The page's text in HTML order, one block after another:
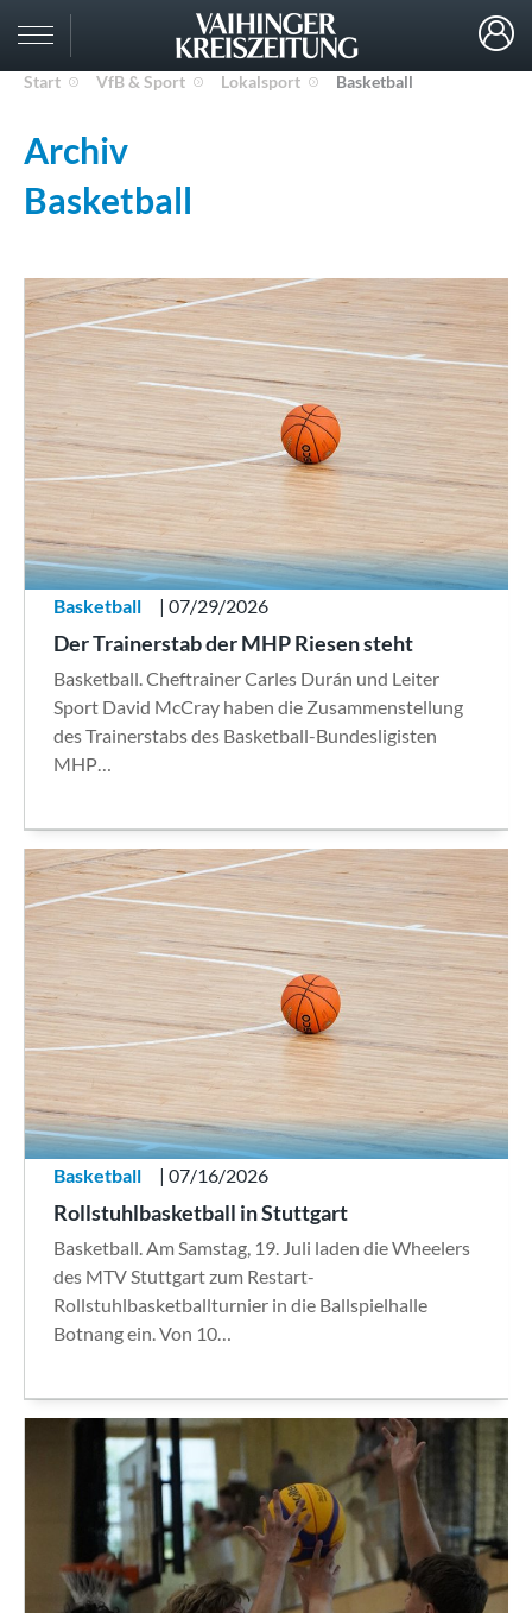
Start VfB & Sport Lokalsport Basketball
Archiv
Basketball
Basketball | 07/29/2026
Der Trainerstab der MHP Riesen steht
Basketball. Cheftrainer Carles Durán und Leiter
Sport David McCray haben die Zusammenstellung
des Trainerstabs des Basketball-Bundesligisten
MHP…
Basketball | 07/16/2026
Rollstuhlbasketball in Stuttgart
Basketball. Am Samstag, 19. Juli laden die Wheelers
des MTV Stuttgart zum Restart-
Rollstuhlbasketballturnier in die Ballspielhalle
Botnang ein. Von 10…